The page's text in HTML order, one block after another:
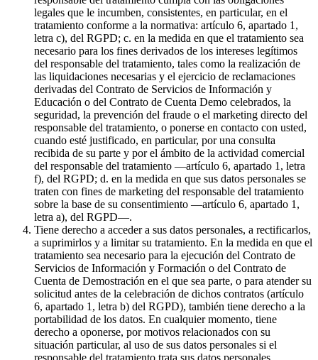
legales que le incumben, consistentes, en particular, en el
tratamiento conforme a la normativa: artículo 6, apartado 1,
letra c), del RGPD; c. en la medida en que el tratamiento sea
necesario para los fines derivados de los intereses legítimos
del responsable del tratamiento, tales como la realización de
las liquidaciones necesarias y el ejercicio de reclamaciones
derivadas del Contrato de Servicios de Información y
Educación o del Contrato de Cuenta Demo celebrados, la
seguridad, la prevención del fraude o el marketing directo del
responsable del tratamiento, o ponerse en contacto con usted,
cuando esté justificado, en particular, por una consulta
recibida de su parte y por el ámbito de la actividad comercial
del responsable del tratamiento —artículo 6, apartado 1, letra
f), del RGPD; d. en la medida en que sus datos personales se
traten con fines de marketing del responsable del tratamiento
sobre la base de su consentimiento —artículo 6, apartado 1,
letra a), del RGPD—.
Tiene derecho a acceder a sus datos personales, a rectificarlos,
a suprimirlos y a limitar su tratamiento. En la medida en que el
tratamiento sea necesario para la ejecución del Contrato de
Servicios de Información y Formación o del Contrato de
Cuenta de Demostración en el que sea parte, o para atender su
solicitud antes de la celebración de dichos contratos (artículo
6, apartado 1, letra b) del RGPD), también tiene derecho a la
portabilidad de los datos. En cualquier momento, tiene
derecho a oponerse, por motivos relacionados con su
situación particular, al uso de sus datos personales si el
responsable del tratamiento trata sus datos personales